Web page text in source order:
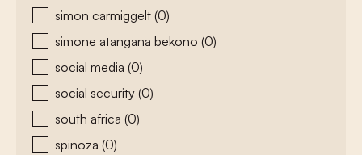
simon carmiggelt (0)
simone atangana bekono (0)
social media (0)
social security (0)
south africa (0)
spinoza (0)